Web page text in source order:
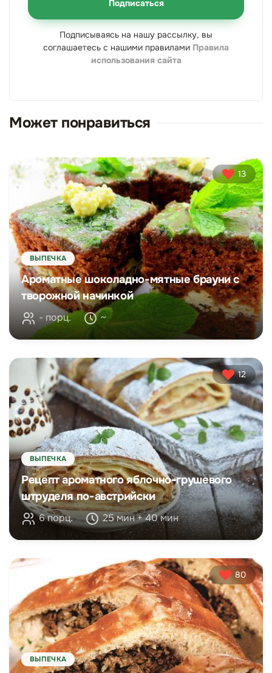
Подписаться
Подписываясь на нашу рассылку, вы
соглашаетесь с нашими правилами Правила
использования сайта
Может понравиться
13
ВЫПЕЧКА
Ароматные шоколадно-мятные брауни с
творожной начинкой
- порц. ~
12
ВЫПЕЧКА
Рецепт ароматного яблочно-грушевого
штруделя по-австрийски
6 порц. 25 мин + 40 мин
80
ВЫПЕЧКА